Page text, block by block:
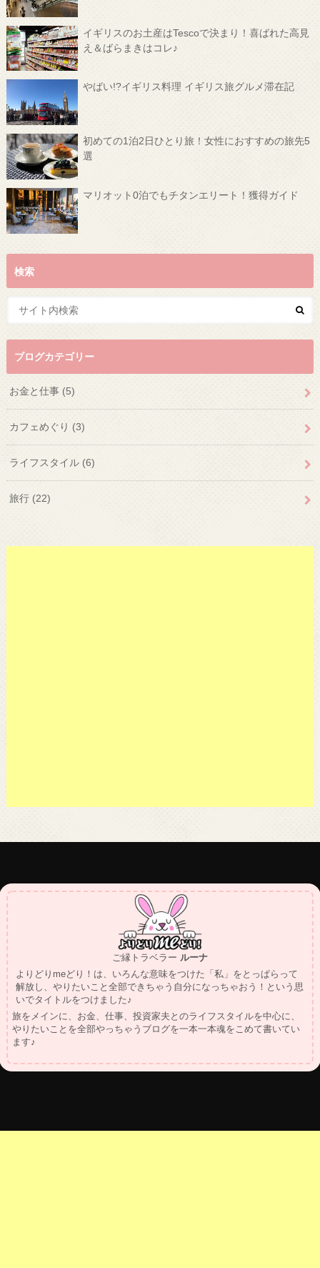
イギリスのお土産はTescoで決まり！喜ばれた高見
え＆ばらまきはコレ♪
やばい!?イギリス料理 イギリス旅グルメ滞在記
初めての1泊2日ひとり旅！女性におすすめの旅先5
選
マリオット0泊でもチタンエリート！獲得ガイド
検索
ブログカテゴリー
お金と仕事 (5)
カフェめぐり (3)
ライフスタイル (6)
旅行 (22)
ご縁トラベラー ルーナ
よりどりmeどり！は、いろんな意味をつけた「私」をとっぱらって
解放し、やりたいこと全部できちゃう自分になっちゃおう！という思
いでタイトルをつけました♪
旅をメインに、お金、仕事、投資家夫とのライフスタイルを中心に、
やりたいことを全部やっちゃうブログを一本一本魂をこめて書いてい
ます♪